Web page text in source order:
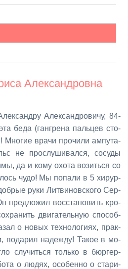
Александровна
Алек­сан­дро­ви­чу, 84­
бе­да (ган­гре­на паль­цев сто­
Мно­гие вра­чи про­чи­ли ам­пу­та­
не про­слу­ши­вал­ся, со­су­ды
да и ко­му охо­та во­зить­ся со
чу­до! Мы по­па­ли в 5 хи­рур­
ру­ки Лит­ви­нов­ско­го Сер­
пред­ло­жил вос­ста­но­вить кро­
дви­га­тель­ную спо­соб­
о но­вых тех­но­ло­ги­ях, прак­
по­да­рил на­деж­ду! Та­кое в мо­
слу­чить­ся толь­ко в бюр­гер­
о лю­дях, осо­бен­но о ста­ри­